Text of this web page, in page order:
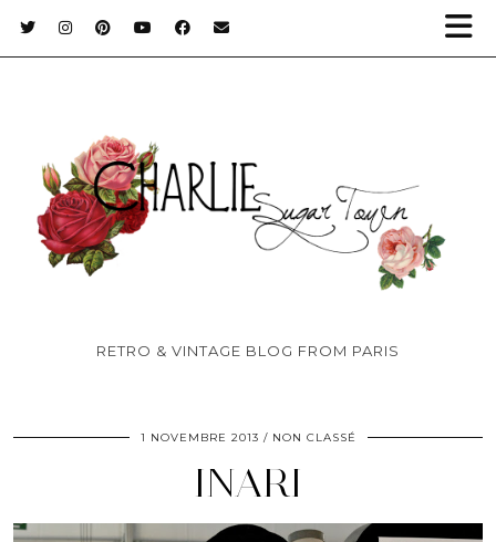
RETRO & VINTAGE BLOG FROM PARIS
1 NOVEMBRE 2013 NON CLASSÉ
INARI